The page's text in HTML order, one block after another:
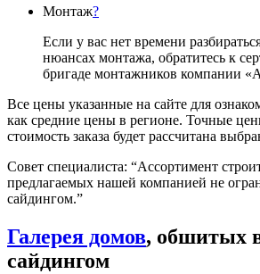
Монтаж?
Если у вас нет времени
нюансах монтажа, обратитесь к
бригаде монтажников компании
Все цены указанные на сайте для
как средние цены в регионе. Точные
стоимость заказа будет рассчитана
Совет специалиста: “Ассортимент
предлагаемых нашей компанией не
сайдингом.”
Галерея домов, обшитых
сайдингом